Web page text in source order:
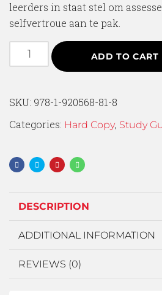
leerders in staat stel om
selfvertroue aan te pak.
ADD TO CART
SKU: 978-1-920568-81-8
Categories: Hard Copy, Study
DESCRIPTION
ADDITIONAL INFORMATION
REVIEWS (0)